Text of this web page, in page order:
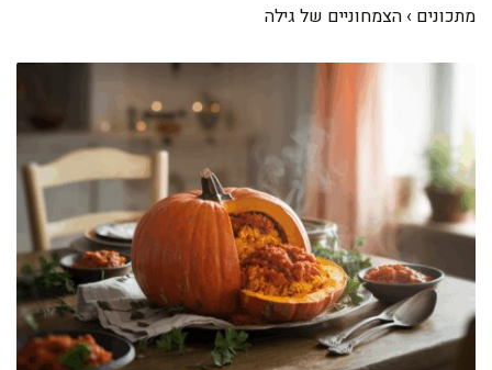
מתכונים › הצמחוניים של גילה